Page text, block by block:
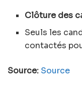
Clôture des
Seuls les
contactés
Source: Source